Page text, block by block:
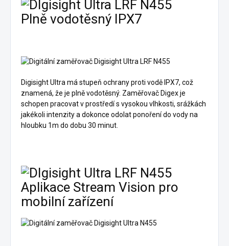
Plně vodotěsný IPX7
Digisight Ultra má stupeň ochrany proti vodě IPX7, což
znamená, že je plně vodotěsný. Zaměřovač Digex je
schopen pracovat v prostředí s vysokou vlhkosti, srážkách
jakékoli intenzity a dokonce odolat ponoření do vody na
hloubku 1m do dobu 30 minut.
Aplikace Stream Vision pro
mobilní zařízení